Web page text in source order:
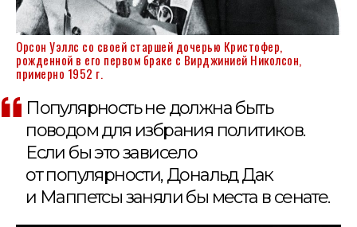
Орсон Уэллс со своей старшей дочерью Кристофер,
рожденной в его первом браке с Вирджинией Николсон,
примерно 1952 г.
Популярность не должна быть
поводом для избрания политиков.
Если бы это зависело
от популярности, Дональд Дак
и Маппетсы заняли бы места в сенате.